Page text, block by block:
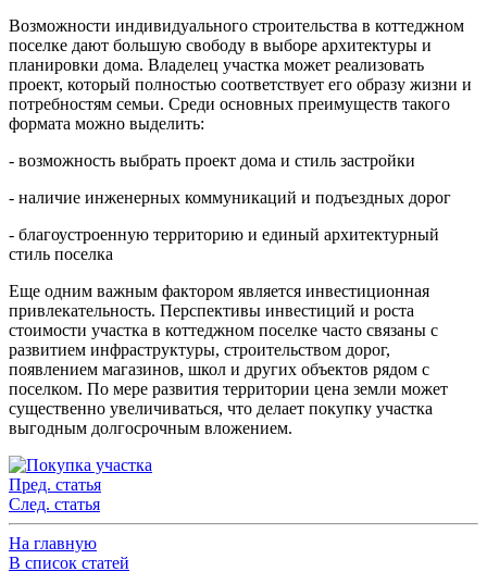
Возможности индивидуального строительства в коттеджном
поселке дают большую свободу в выборе архитектуры и
планировки дома. Владелец участка может реализовать
проект, который полностью соответствует его образу жизни и
потребностям семьи. Среди основных преимуществ такого
формата можно выделить:
- возможность выбрать проект дома и стиль застройки
- наличие инженерных коммуникаций и подъездных дорог
- благоустроенную территорию и единый архитектурный
стиль поселка
Еще одним важным фактором является инвестиционная
привлекательность. Перспективы инвестиций и роста
стоимости участка в коттеджном поселке часто связаны с
развитием инфраструктуры, строительством дорог,
появлением магазинов, школ и других объектов рядом с
поселком. По мере развития территории цена земли может
существенно увеличиваться, что делает покупку участка
выгодным долгосрочным вложением.
Пред. статья
След. статья
На главную
В список статей